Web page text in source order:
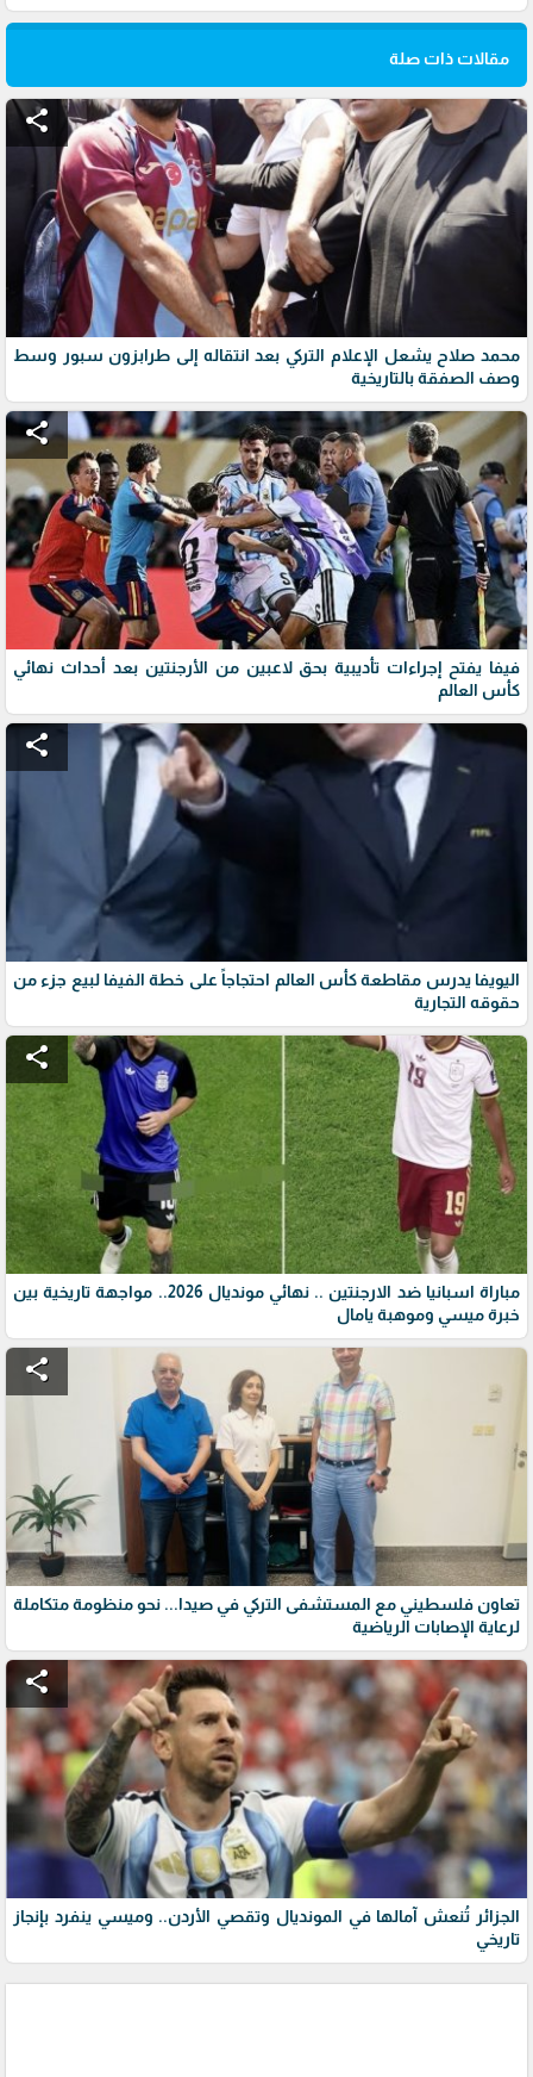
مقالات ذات صلة
share
محمد صلاح يشعل الإعلام التركي بعد انتقاله إلى طرابزون سبور وسط
وصف الصفقة بالتاريخية
share
فيفا يفتح إجراءات تأديبية بحق لاعبين من الأرجنتين بعد أحداث نهائي
كأس العالم
share
اليويفا يدرس مقاطعة كأس العالم احتجاجاً على خطة الفيفا لبيع جزء من
حقوقه التجارية
share
مباراة اسبانيا ضد الارجنتين .. نهائي مونديال 2026.. مواجهة تاريخية بين
خبرة ميسي وموهبة يامال
share
تعاون فلسطيني مع المستشفى التركي في صيدا... نحو منظومة متكاملة
لرعاية الإصابات الرياضية
share
الجزائر تُنعش آمالها في المونديال وتقصي الأردن.. وميسي ينفرد بإنجاز
تاريخي